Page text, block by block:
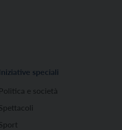
Iniziative speciali
Politica e società